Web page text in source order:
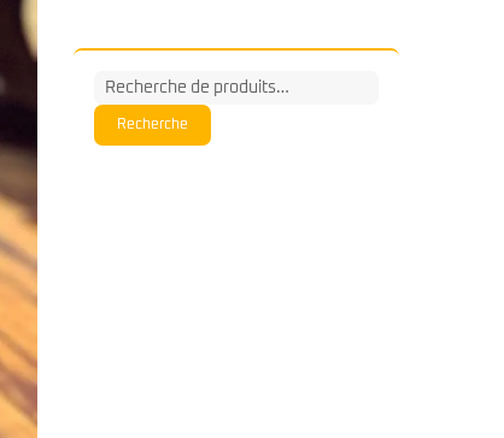
Recherche
pour :
Recherche